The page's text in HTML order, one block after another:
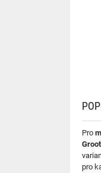
Pro
pro